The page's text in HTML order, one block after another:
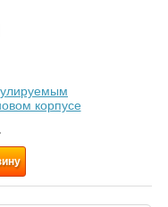
корпусе